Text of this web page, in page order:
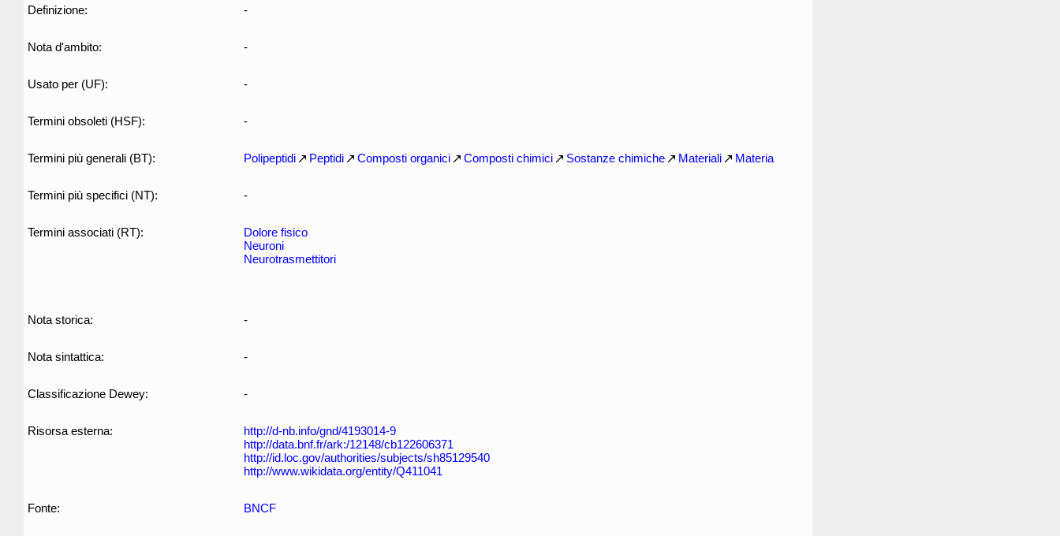
Definizione: -
Nota d'ambito: -
Usato per (UF): -
Termini obsoleti (HSF): -
Termini più generali (BT): Polipeptidi Peptidi Composti organici Composti chimici Sostanze chimiche Materiali Materia
Termini più specifici (NT): -
Termini associati (RT):
Dolore fisico
Neuroni
Neurotrasmettitori
Nota storica: -
Nota sintattica: -
Classificazione Dewey: -
Risorsa esterna:
http://d-nb.info/gnd/4193014-9
http://data.bnf.fr/ark:/12148/cb122606371
http://id.loc.gov/authorities/subjects/sh85129540
http://www.wikidata.org/entity/Q411041
Fonte: BNCF